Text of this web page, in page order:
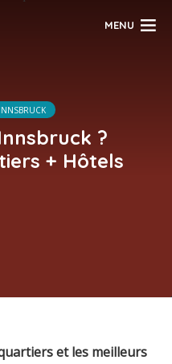
MENU
INNSBRUCK
?
+ Hôtels
et les meilleurs